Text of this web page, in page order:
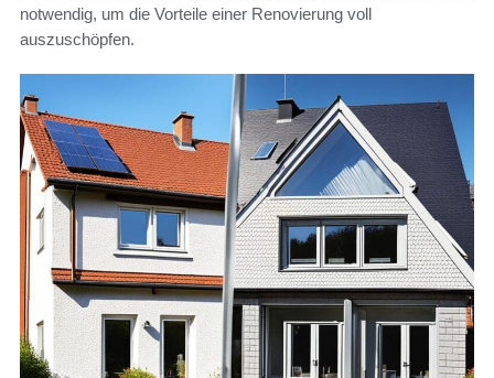
notwendig, um die Vorteile einer Renovierung voll
auszuschöpfen.